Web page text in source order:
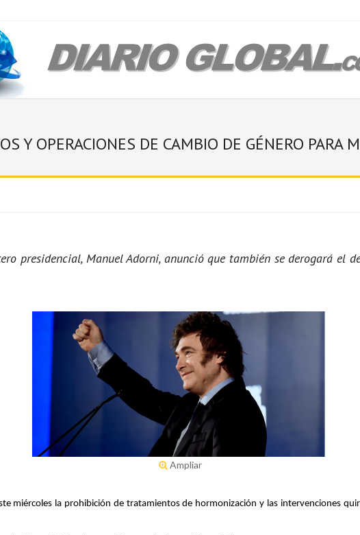
Y OPERACIONES DE CAMBIO DE GÉNERO PARA
presidencial, Manuel Adorni, anunció que también se derogará el
Ampliar
miércoles la prohibición de tratamientos de hormonización y las intervenciones